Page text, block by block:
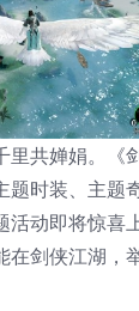
里共婵娟。《
题时装、主题
活动即将惊喜
在剑侠江湖，